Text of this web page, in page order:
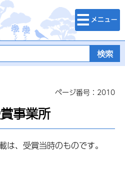
検索・メニュ
ー
ページ番号：2010
事業所
、受賞当時のものです。